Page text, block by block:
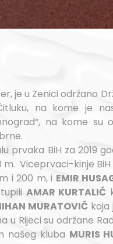
je u Zenici održano
na kome je
na kome su
prvaka BiH za 2019
m. Viceprvaci-kinje BiH
i 200 m, i EMIR
AMAR KURTALIĆ
MURATOVIĆkoja
u Rijeci su održane
našeg kluba MURIS